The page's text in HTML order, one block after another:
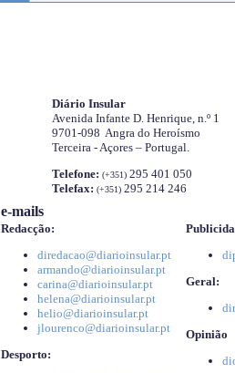
Diário Insular
Avenida Infante D. Henrique, n.º 1
9701-098 Angra do Heroísmo
Terceira - Açores – Portugal.
Telefone: (+351) 295 401 050
Telefax: (+351) 295 214 246
e-mails
Redacção:
diredacao@diarioinsular.pt
armando@diarioinsular.pt
carina@diarioinsular.pt
helena@diarioinsular.pt
helio@diarioinsular.pt
jlourenco@diarioinsular.pt
Desporto:
Geral:
Opinião